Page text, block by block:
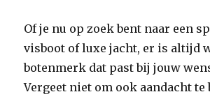
Of je nu op zoek bent naar een
visboot of luxe jacht, er is altijd
botenmerk dat past bij jouw
Vergeet niet om ook aandacht te